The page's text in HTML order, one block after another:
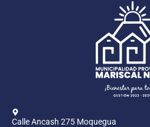
Calle Ancash 275 Moquegua